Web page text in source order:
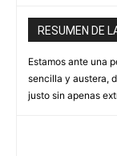
RESUMEN DE
Estamos ante una
sencilla y austera,
justo sin apenas